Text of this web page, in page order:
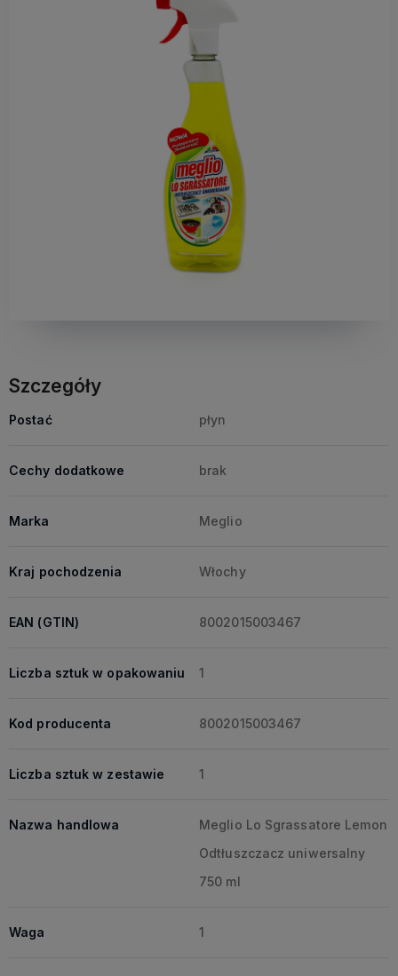
Szczegóły
Postać płyn
Cechy dodatkowe brak
Marka Meglio
Kraj pochodzenia Włochy
EAN (GTIN) 8002015003467
Liczba sztuk w opakowaniu 1
Kod producenta 8002015003467
Liczba sztuk w zestawie 1
Nazwa handlowa
Meglio Lo Sgrassatore Lemon
Odtłuszczacz uniwersalny
750 ml
Waga 1